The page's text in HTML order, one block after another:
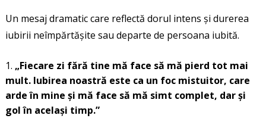
Un mesaj dramatic care reflectă dorul intens și durerea
iubirii neîmpărtășite sau departe de persoana iubită.
„Fiecare zi fără tine mă face să mă pierd tot mai
mult. Iubirea noastră este ca un foc mistuitor, care
arde în mine și mă face să mă simt complet, dar și
gol în același timp.”